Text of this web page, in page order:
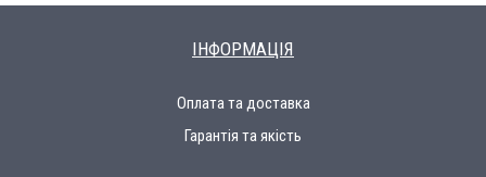
ІНФОРМАЦІЯ
Оплата та доставка
Гарантія та якість